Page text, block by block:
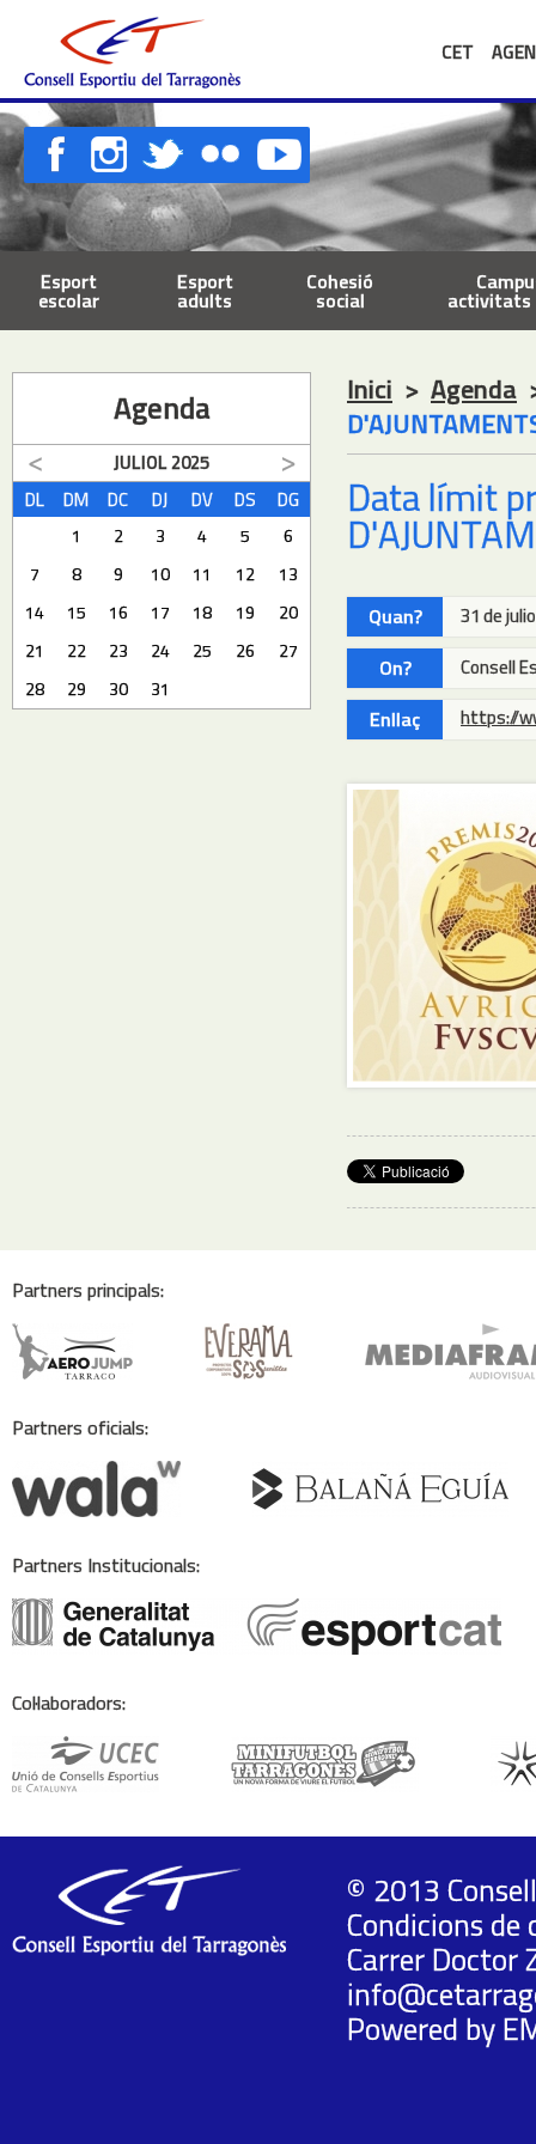
CET
Esport
escolar
Esport
adults
Cohesió
social activitats
Agenda
JULIOL2025
DL
DM DC DJ DV DS DG
1 2 3 4 5
6
7
8 9 10 11 12
13
14
15 16 17 18 19
20
21
22 23 24 25 26
27
28
29 30 31
Inici > Agenda
Data límit
Quan? 31 de
On? Consell
Enllaç https://
Partners principals:
Partners oficials:
Partners Institucionals:
Col·laboradors:
© 2013
Condicions
Carrer Doctor
Powered by